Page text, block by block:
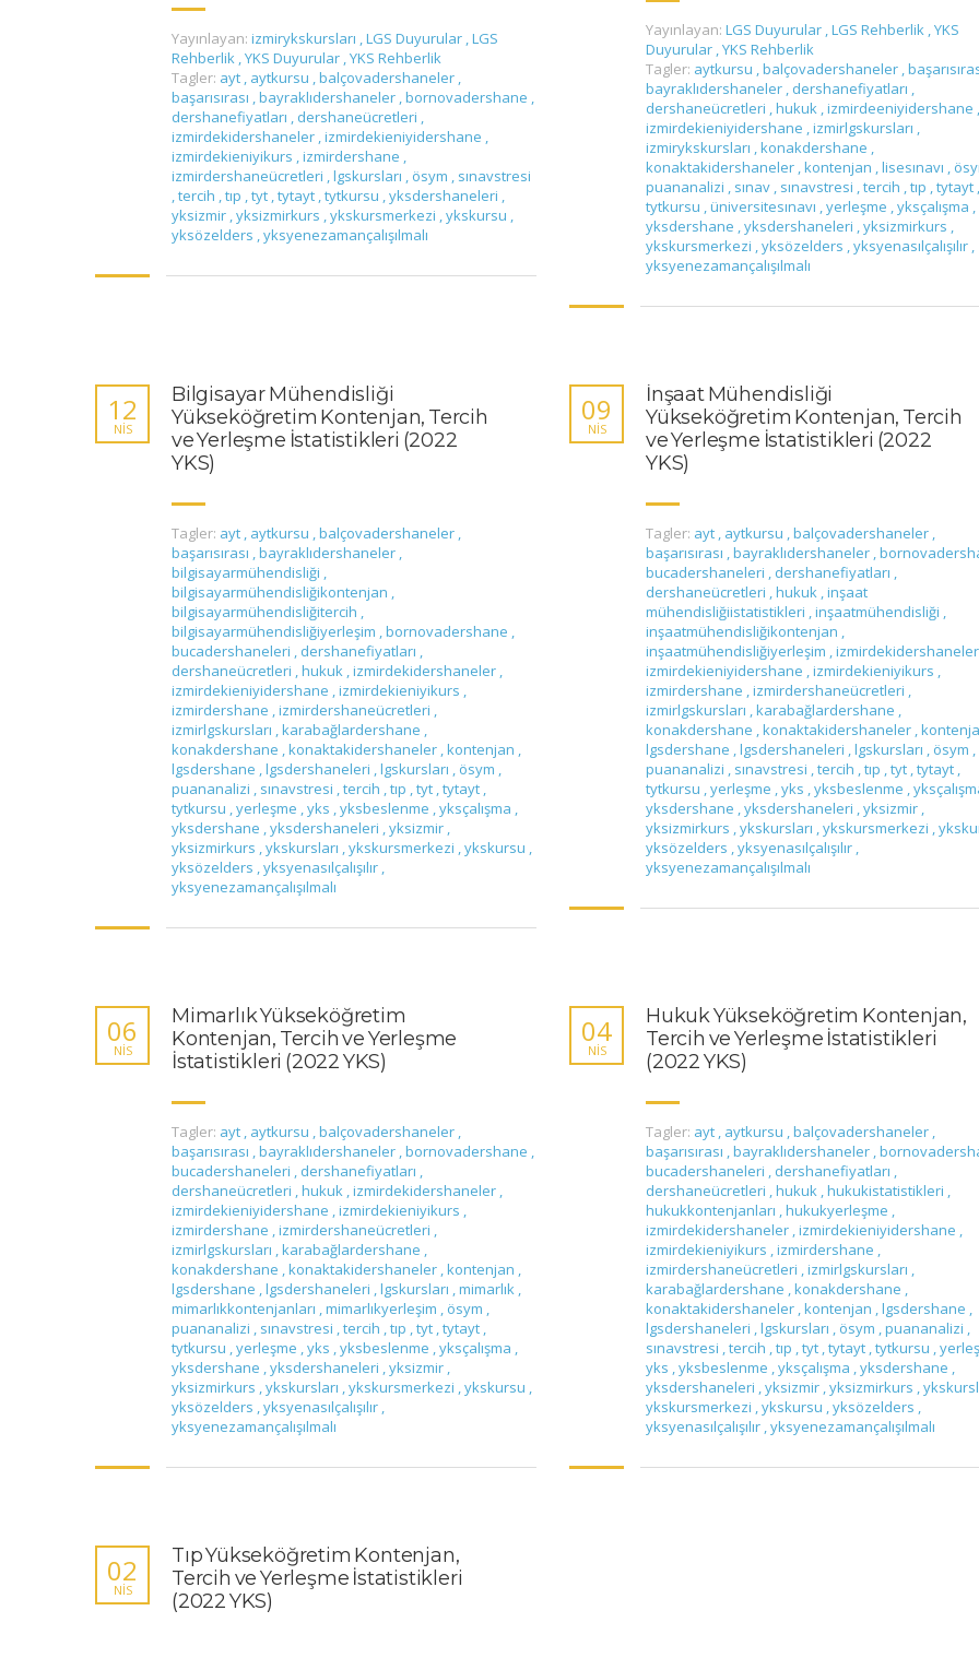
Yayınlayan: izmirykskursları ,LGS Duyurular ,LGS
Rehberlik ,YKS Duyurular ,YKS Rehberlik
Tagler: ayt , aytkursu ,balçovadershaneler ,
başarısırası ,bayraklıdershaneler ,bornovadershane ,
dershanefiyatları , dershaneücretleri ,
izmirdekidershaneler ,izmirdekieniyidershane ,
izmirdekieniyikurs ,izmirdershane ,
izmirdershaneücretleri ,lgskursları , ösym , sınavstresi
,tercih ,tıp ,tyt ,tytayt ,tytkursu ,yksdershaneleri ,
yksizmir ,yksizmirkurs ,ykskursmerkezi ,ykskursu ,
yksözelders ,yksyenezamançalışılmalı
Yayınlayan: LGS Duyurular ,LGS Rehberlik ,YKS
Duyurular ,YKS Rehberlik
Tagler: aytkursu ,balçovadershaneler ,
bayraklıdershaneler , dershanefiyatları ,
dershaneücretleri ,hukuk ,izmirdeeniyidershane ,
izmirdekieniyidershane ,izmirlgskursları ,
izmirykskursları ,konakdershane ,
konaktakidershaneler ,kontenjan ,lisesınavı ,
puananalizi , sınav , sınavstresi ,tercih ,tıp ,tytayt ,
tytkursu ,üniversitesınavı ,yerleşme ,yksçalışma ,
yksdershane ,yksdershaneleri ,yksizmirkurs ,
ykskursmerkezi ,yksözelders ,yksyenasılçalışılır ,
yksyenezamançalışılmalı
Bilgisayar Mühendisliği
Yükseköğretim Kontenjan, Tercih
ve Yerleşme İstatistikleri (2022
YKS)
12
NIS
Tagler: ayt , aytkursu ,balçovadershaneler ,
başarısırası ,bayraklıdershaneler ,
bilgisayarmühendisliği ,
bilgisayarmühendisliğikontenjan ,
bilgisayarmühendisliğitercih ,
bilgisayarmühendisliğiyerleşim ,bornovadershane ,
bucadershaneleri , dershanefiyatları ,
dershaneücretleri ,hukuk ,izmirdekidershaneler ,
izmirdekieniyidershane ,izmirdekieniyikurs ,
izmirdershane ,izmirdershaneücretleri ,
izmirlgskursları ,karabağlardershane ,
konakdershane ,konaktakidershaneler ,kontenjan ,
lgsdershane ,lgsdershaneleri ,lgskursları , ösym ,
puananalizi , sınavstresi ,tercih ,tıp ,tyt ,tytayt ,
tytkursu ,yerleşme ,yks ,yksbeslenme ,yksçalışma ,
yksdershane ,yksdershaneleri ,yksizmir ,
yksizmirkurs ,ykskursları ,ykskursmerkezi ,ykskursu ,
yksözelders ,yksyenasılçalışılır ,
yksyenezamançalışılmalı
İnşaat Mühendisliği
Yükseköğretim Kontenjan, Tercih
ve Yerleşme İstatistikleri (2022
YKS)
09
NIS
Tagler: ayt , aytkursu ,balçovadershaneler ,
başarısırası ,bayraklıdershaneler ,
bucadershaneleri , dershanefiyatları ,
dershaneücretleri ,hukuk ,inşaat
mühendisliğiistatistikleri ,inşaatmühendisliği ,
inşaatmühendisliğikontenjan ,
inşaatmühendisliğiyerleşim ,izmirdekidershaneler
izmirdekieniyidershane ,izmirdekieniyikurs ,
izmirdershane ,izmirdershaneücretleri ,
izmirlgskursları ,karabağlardershane ,
konakdershane ,konaktakidershaneler ,
lgsdershane ,lgsdershaneleri ,lgskursları , ösym ,
puananalizi , sınavstresi ,tercih ,tıp ,tyt ,tytayt ,
tytkursu ,yerleşme ,yks ,yksbeslenme ,
yksdershane ,yksdershaneleri ,yksizmir ,
yksizmirkurs ,ykskursları ,ykskursmerkezi ,
yksözelders ,yksyenasılçalışılır ,
yksyenezamançalışılmalı
Mimarlık Yükseköğretim
Kontenjan, Tercih ve Yerleşme
İstatistikleri (2022 YKS)
06
NIS
Tagler: ayt , aytkursu ,balçovadershaneler ,
başarısırası ,bayraklıdershaneler ,bornovadershane ,
bucadershaneleri , dershanefiyatları ,
dershaneücretleri ,hukuk ,izmirdekidershaneler ,
izmirdekieniyidershane ,izmirdekieniyikurs ,
izmirdershane ,izmirdershaneücretleri ,
izmirlgskursları ,karabağlardershane ,
konakdershane ,konaktakidershaneler ,kontenjan ,
lgsdershane ,lgsdershaneleri ,lgskursları ,mimarlık ,
mimarlıkkontenjanları ,mimarlıkyerleşim , ösym ,
puananalizi , sınavstresi ,tercih ,tıp ,tyt ,tytayt ,
tytkursu ,yerleşme ,yks ,yksbeslenme ,yksçalışma ,
yksdershane ,yksdershaneleri ,yksizmir ,
yksizmirkurs ,ykskursları ,ykskursmerkezi ,ykskursu ,
yksözelders ,yksyenasılçalışılır ,
yksyenezamançalışılmalı
Hukuk Yükseköğretim Kontenjan,
Tercih ve Yerleşme İstatistikleri
(2022 YKS)
04
NIS
Tagler: ayt , aytkursu ,balçovadershaneler ,
başarısırası ,bayraklıdershaneler ,
bucadershaneleri , dershanefiyatları ,
dershaneücretleri ,hukuk ,hukukistatistikleri ,
hukukkontenjanları ,hukukyerleşme ,
izmirdekidershaneler ,izmirdekieniyidershane ,
izmirdekieniyikurs ,izmirdershane ,
izmirdershaneücretleri ,izmirlgskursları ,
karabağlardershane ,konakdershane ,
konaktakidershaneler ,kontenjan ,lgsdershane ,
lgsdershaneleri ,lgskursları , ösym ,puananalizi ,
sınavstresi ,tercih ,tıp ,tyt ,tytayt ,tytkursu ,
yks ,yksbeslenme ,yksçalışma ,yksdershane ,
yksdershaneleri ,yksizmir ,yksizmirkurs ,
ykskursmerkezi ,ykskursu ,yksözelders ,
yksyenasılçalışılır ,yksyenezamançalışılmalı
Tıp Yükseköğretim Kontenjan,
Tercih ve Yerleşme İstatistikleri
(2022 YKS)
02
NIS